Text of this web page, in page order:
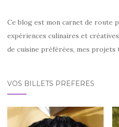
Ce blog est mon carnet de route
expériences culinaires et
de cuisine préférées, mes
VOS BILLETS PRÉFÉRÉS